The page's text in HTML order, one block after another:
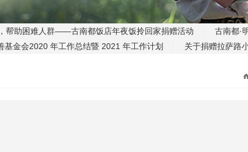
帮助困难人群——古南都饭店年夜饭拎回家捐赠活动
古南都·
基金会2020 年工作总结暨 2021 年工作计划 关于捐赠拉萨路